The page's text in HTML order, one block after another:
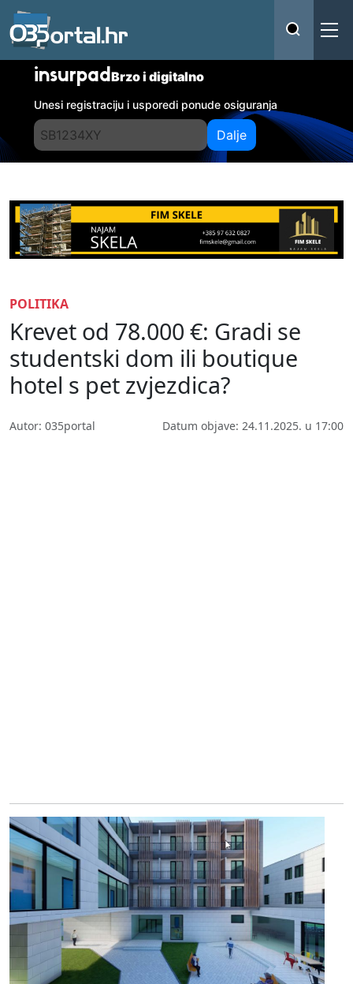
insurpadBrzo i digitalno
Unesi registraciju i usporedi ponude osiguranja
Dalje
POLITIKA
Krevet od 78.000 €: Gradi se
studentski dom ili boutique
hotel s pet zvjezdica?
Autor: 035portal Datum objave: 24.11.2025. u 17:00